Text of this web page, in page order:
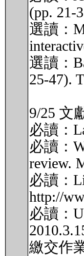
(pp. 21-
選讀：
選讀：
25-47).
9/25 文
必讀：
必讀：
review.
必讀：
http://
必讀：
繳交作